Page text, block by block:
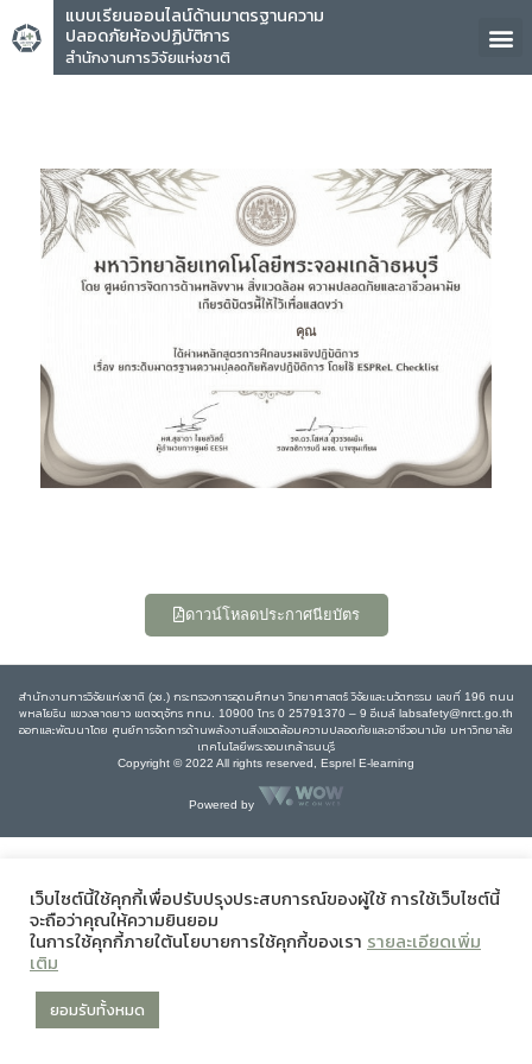
แบบเรียนออนไลน์ด้านมาตรฐานความ
ปลอดภัยห้องปฏิบัติการ
สำนักงานการวิจัยแห่งชาติ
คุณ
ดาวน์โหลดประกาศนียบัตร
สำนักงานการวิจัยแห่งชาติ (วช.) กระทรวงการอุดมศึกษา วิทยาศาสตร์ วิจัยและนวัตกรรม เลขที่ 196 ถนน
พหลโยธิน แขวงลาดยาว เขตจตุจักร กทม. 10900 โทร 0 25791370 – 9 อีเมล์ labsafety@nrct.go.th
ออกและพัฒนาโดย ศูนย์การจัดการด้านพลังงานสิ่งแวดล้อมความปลอดภัยและอาชีวอนามัย มหาวิทยาลัย
เทคโนโลยีพระจอมเกล้าธนบุรี
Copyright © 2022 All rights reserved, Esprel E-learning
Powered by
เว็บไซต์นี้ใช้คุกกี้เพื่อปรับปรุงประสบการณ์ของผู้ใช้ การใช้เว็บไซต์นี้
จะถือว่าคุณให้ความยินยอม
ในการใช้คุกกี้ภายใต้นโยบายการใช้คุกกี้ของเรา รายละเอียดเพิ่ม
เติม
ยอมรับทั้งหมด